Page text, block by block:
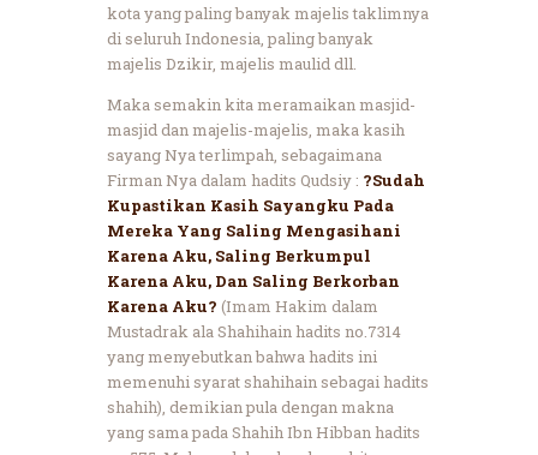
kota yang paling banyak majelis taklimnya
di seluruh Indonesia, paling banyak
majelis Dzikir, majelis maulid dll.
Maka semakin kita meramaikan masjid-
masjid dan majelis-majelis, maka kasih
sayang Nya terlimpah, sebagaimana
Firman Nya dalam hadits Qudsiy : ?Sudah
Kupastikan Kasih Sayangku Pada
Mereka Yang Saling Mengasihani
Karena Aku, Saling Berkumpul
Karena Aku, Dan Saling Berkorban
Karena Aku? (Imam Hakim dalam
Mustadrak ala Shahihain hadits no.7314
yang menyebutkan bahwa hadits ini
memenuhi syarat shahihain sebagai hadits
shahih), demikian pula dengan makna
yang sama pada Shahih Ibn Hibban hadits